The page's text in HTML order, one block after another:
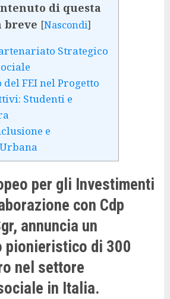
di questa
breve [Nascondi]
Strategico
FEI nel Progetto
Studenti e
e
per gli Investimenti
con Cdp
annuncia un
pionieristico di 300
nel settore
in Italia.